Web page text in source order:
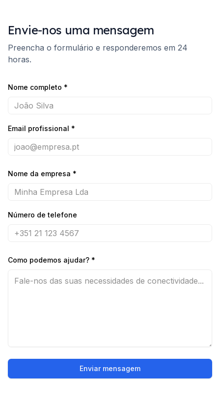
Envie-nos uma mensagem
Preencha o formulário e responderemos em 24
horas.
Nome completo *
Email profissional *
Nome da empresa *
Número de telefone
Como podemos ajudar? *
Enviar mensagem